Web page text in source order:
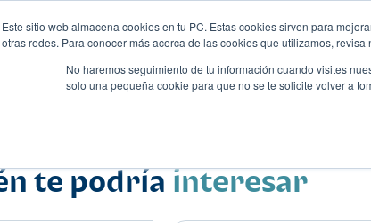
Este sitio web almacena cookies en tu PC. Estas cookies sirven para
otras redes. Para conocer más acerca de las cookies que utilizamos,
No haremos seguimiento de tu información cuando visites
solo una pequeña cookie para que no se te solicite volver a
te podría interesar